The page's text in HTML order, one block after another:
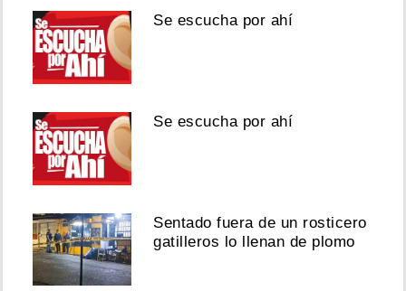
Se escucha por ahí
Se escucha por ahí
Sentado fuera de un rosticero
gatilleros lo llenan de plomo